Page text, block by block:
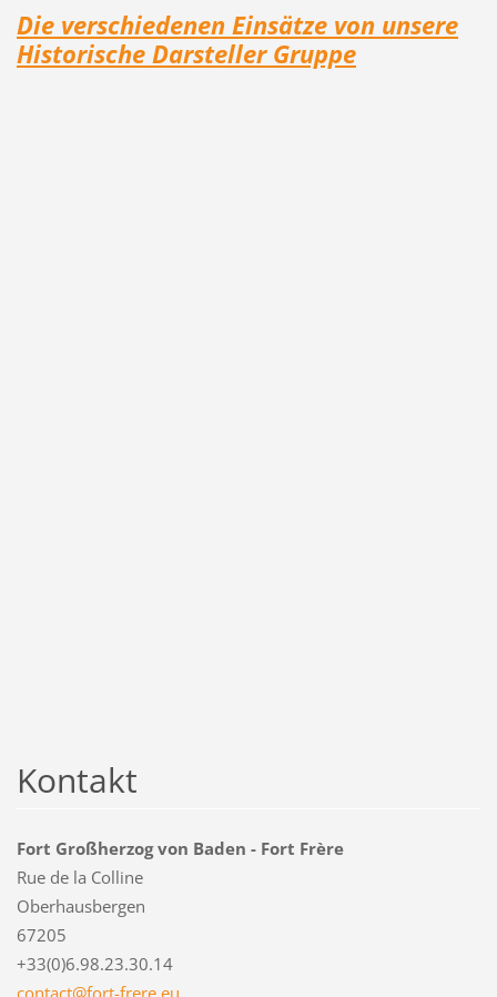
Die verschiedenen Einsätze von unsere
Historische Darsteller Gruppe
Kontakt
Fort Großherzog von Baden - Fort Frère
Rue de la Colline
Oberhausbergen
67205
+33(0)6.98.23.30.14